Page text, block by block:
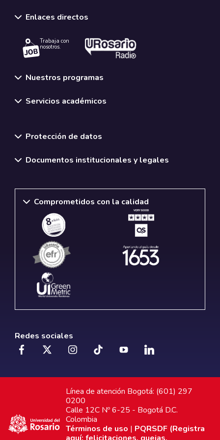
Enlaces directos
Trabaja con
nosotros.
Nuestros programas
Servicios académicos
Protección de datos
Documentos institucionales y legales
Comprometidos con la calidad
Redes sociales
Línea de atención Bogotá: (601) 297
0200
Calle 12C Nº 6-25 - Bogotá D.C.
Colombia
Términos de uso | PQRSDF (Registra